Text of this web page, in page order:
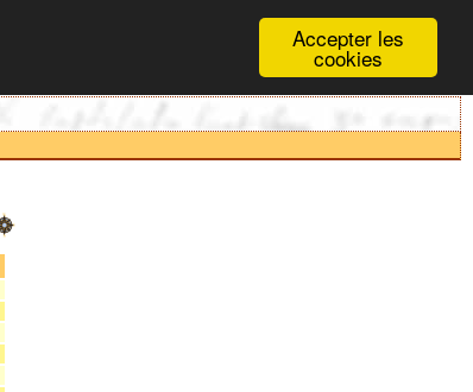
Accepter les
cookies